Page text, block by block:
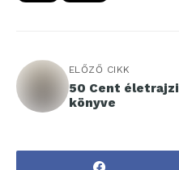
ELŐZŐ CIKK
50 Cent életrajzi
könyve